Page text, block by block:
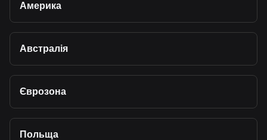
Америка
Австралія
Єврозона
Польща